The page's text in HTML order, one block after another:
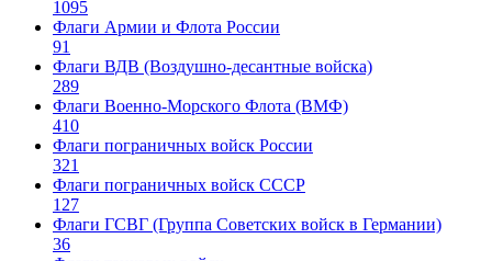
1095
Флаги Армии и Флота России
91
Флаги ВДВ (Воздушно-десантные войска)
289
Флаги Военно-Морского Флота (ВМФ)
410
Флаги пограничных войск России
321
Флаги пограничных войск СССР
127
Флаги ГСВГ (Группа Советских войск в Германии)
36